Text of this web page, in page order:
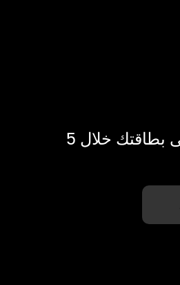
ادفع بالكريبتو في أي مكان. احصل على بطاقتك خلال 5